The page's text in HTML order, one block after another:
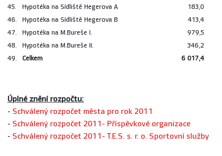
45.
Hypotéka na Sídliště Hegerova A
183,0
46.
Hypotéka na Sídliště Hegerova B
413,4
47.
Hypotéka na M.Bureše I.
979,5
48.
Hypotéka na M.Bureše II.
346,2
49.
Celkem 6 017,4
Úplné znění rozpočtu:
- Schválený rozpočet města pro rok 2011
- Schválený rozpočet 2011- Příspěvkové organizace
- Schválený rozpočet 2011- T.E.S. s. r. o. Sportovní služby